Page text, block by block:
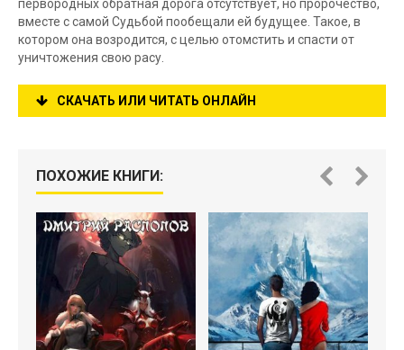
первородных обратная дорога отсутствует, но пророчество,
вместе с самой Судьбой пообещали ей будущее. Такое, в
котором она возродится, с целью отомстить и спасти от
уничтожения свою расу.
СКАЧАТЬ ИЛИ ЧИТАТЬ ОНЛАЙН
ПОХОЖИЕ КНИГИ: